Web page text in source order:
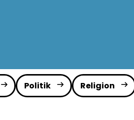
Politik Religion